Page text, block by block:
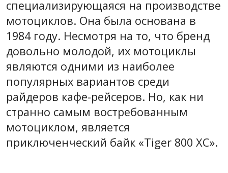
специализирующаяся на производстве
мотоциклов. Она была основана в
1984 году. Несмотря на то, что бренд
довольно молодой, их мотоциклы
являются одними из наиболее
популярных вариантов среди
райдеров кафе-рейсеров. Но, как ни
странно самым востребованным
мотоциклом, является
приключенческий байк «Tiger 800 XC».